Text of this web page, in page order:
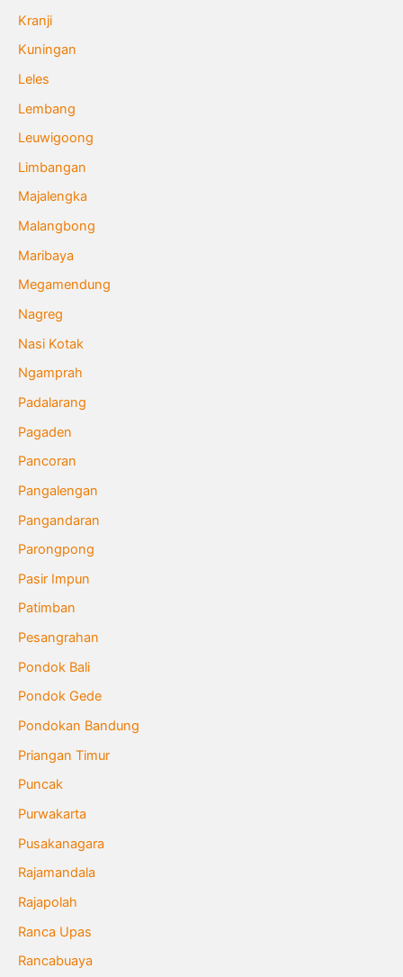
Kranji
Kuningan
Leles
Lembang
Leuwigoong
Limbangan
Majalengka
Malangbong
Maribaya
Megamendung
Nagreg
Nasi Kotak
Ngamprah
Padalarang
Pagaden
Pancoran
Pangalengan
Pangandaran
Parongpong
Pasir Impun
Patimban
Pesangrahan
Pondok Bali
Pondok Gede
Pondokan Bandung
Priangan Timur
Puncak
Purwakarta
Pusakanagara
Rajamandala
Rajapolah
Ranca Upas
Rancabuaya